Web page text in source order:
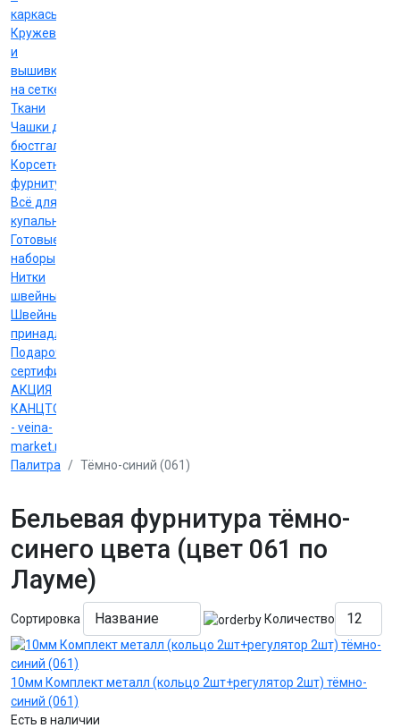
каркасы
Кружево
и
вышивка
на сетке
Ткани
Чашки для
бюстгальтеров
Корсетная
фурнитура
Всё для
купальников
Готовые
наборы
Нитки
швейные
Швейные
принадлежности
Подарочные
сертификаты
АКЦИЯ
КАНЦТОВАРЫ
- veina-
market.ru
Палитра
Тёмно-синий (061)
Бельевая фурнитура тёмно-
синего цвета (цвет 061 по
Лауме)
Сортировка Количество
10мм Комплект металл (кольцо 2шт+регулятор 2шт) тёмно-
синий (061)
Есть в наличии